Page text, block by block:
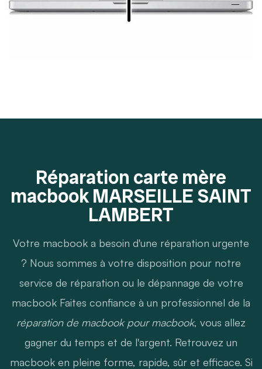
Réparation carte mère
macbook MARSEILLE SAINT
LAMBERT
Votre macbook a besoin d'une réparation urgente
? Nous sommes à votre disposition pour notre
service de réparation ou le dépannage de votre
macbook Faites confiance à un professionnel de la
réparation de macbook pour macbook, vous allez
gagner du temps et de l'argent. Retrouvez un
macbook en pleine forme, rapide, sûr et efficace. Si